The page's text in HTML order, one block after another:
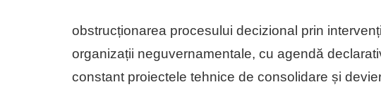
obstrucționarea procesului decizional prin
organizații neguvernamentale, cu agendă
constant proiectele tehnice de consolidare și